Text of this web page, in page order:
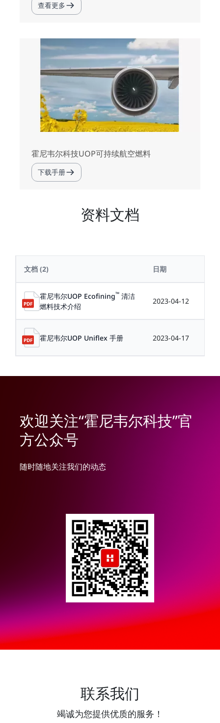
查看更多
霍尼韦尔科技UOP可持续航空燃料
下载手册
资料文档
文档 (2) 日期
霍尼韦尔UOP Ecofining™清洁
燃料技术介绍
2023-04-12
霍尼韦尔UOP Uniflex 手册 2023-04-17
欢迎关注“霍尼韦尔科技”官
方公众号
随时随地关注我们的动态
联系我们
竭诚为您提供优质的服务！